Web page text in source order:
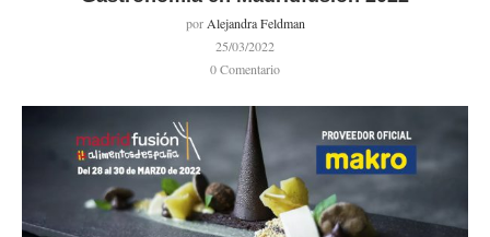
por Alejandra Feldman
25/03/2022
0 Comentario